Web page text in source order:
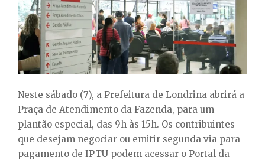
N
U
Neste sábado (7), a Prefeitura de Londrina abrirá a
Praça de Atendimento da Fazenda, para um
plantão especial, das 9h às 15h. Os contribuintes
que desejam negociar ou emitir segunda via para
pagamento de IPTU podem acessar o Portal da